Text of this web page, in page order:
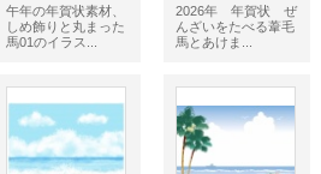
午年の年賀状素材、
しめ飾りと丸まった
馬01のイラス...
2026年 年賀状 ぜ
んざいをたべる葦毛
馬とあけま...